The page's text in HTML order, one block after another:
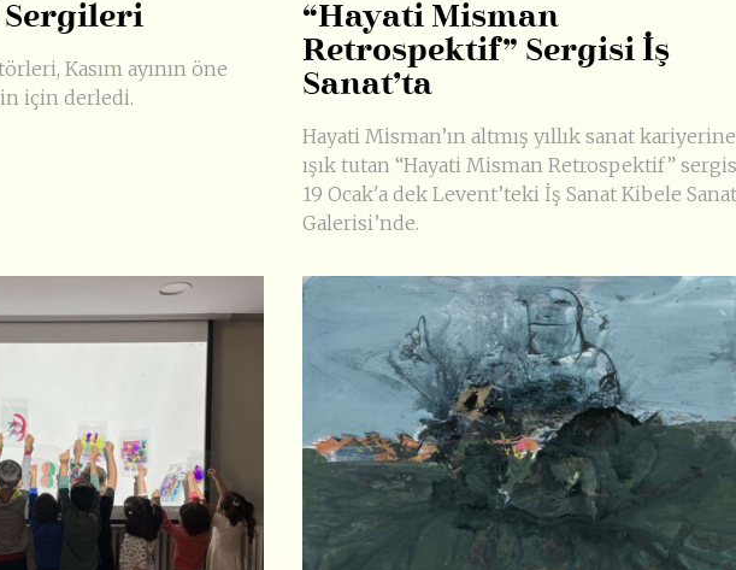
Sergileri
Kasım ayının öne
için derledi.
“Hayati Misman
Retrospektif” Sergisi İş
Sanat’ta
Hayati Misman’ın altmış yıllık sanat kariyerine
ışık tutan “Hayati Misman Retrospektif”
19 Ocak'a dek Levent’teki İş Sanat Kibele Sanat
Galerisi’nde.